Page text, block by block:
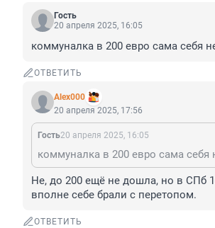
Гость
20 апреля 2025, 16:05
коммуналка в 200 евро сама себя
ОТВЕТИТЬ
Alex000
20 апреля 2025, 17:56
Гость20 апреля 2025, 16:05
коммуналка в 200 евро сама себя
Не, до 200 ещё не дошла, но в СПб
вполне себе брали с перетопом.
ОТВЕТИТЬ